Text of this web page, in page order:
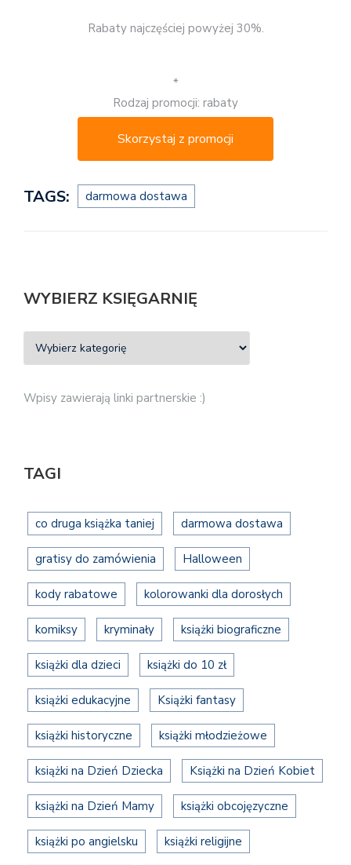
Rabaty najczęściej powyżej 30%.
*
Rodzaj promocji: rabaty
Skorzystaj z promocji
TAGS: darmowa dostawa
WYBIERZ KSIĘGARNIĘ
Wpisy zawierają linki partnerskie :)
TAGI
co druga książka taniej darmowa dostawa
gratisy do zamówienia Halloween
kody rabatowe kolorowanki dla dorosłych
komiksy kryminały książki biograficzne
książki dla dzieci książki do 10 zł
książki edukacyjne Książki fantasy
książki historyczne książki młodzieżowe
książki na Dzień Dziecka Książki na Dzień Kobiet
książki na Dzień Mamy książki obcojęzyczne
książki po angielsku książki religijne